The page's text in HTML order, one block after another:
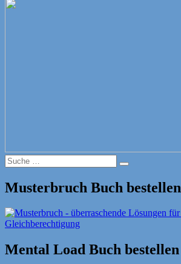
Suche
nach:
Suche
Musterbruch Buch bestellen
Mental Load Buch bestellen